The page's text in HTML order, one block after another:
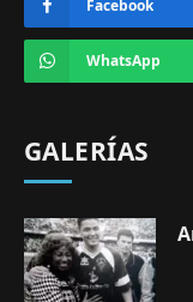
Facebook
WhatsApp
GALERÍAS